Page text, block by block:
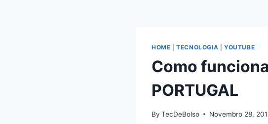
HOME |TECNOLOGIA YOUTUBE
Como
PORTUGAL
By TecDeBolso Novembro 28,